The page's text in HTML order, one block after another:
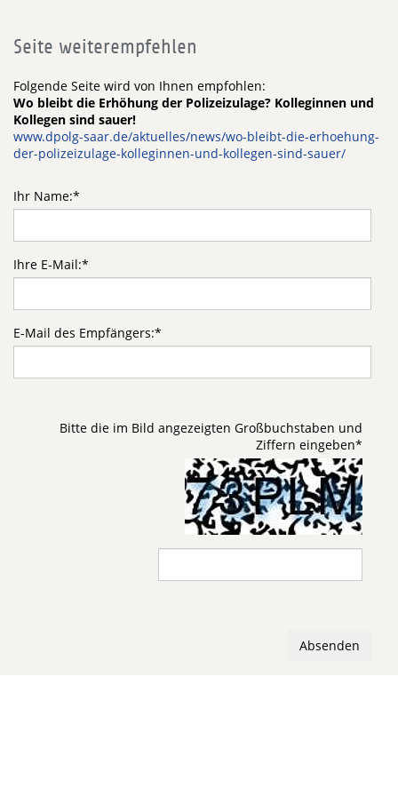
Seite weiterempfehlen
Folgende Seite wird von Ihnen empfohlen:
Wo bleibt die Erhöhung der Polizeizulage? Kolleginnen und
Kollegen sind sauer!
www.dpolg-saar.de/aktuelles/news/wo-bleibt-die-erhoehung-
der-polizeizulage-kolleginnen-und-kollegen-sind-sauer/
Ihr Name:*
Ihre E-Mail:*
E-Mail des Empfängers:*
Bitte die im Bild angezeigten Großbuchstaben und
Ziffern eingeben*
Absenden